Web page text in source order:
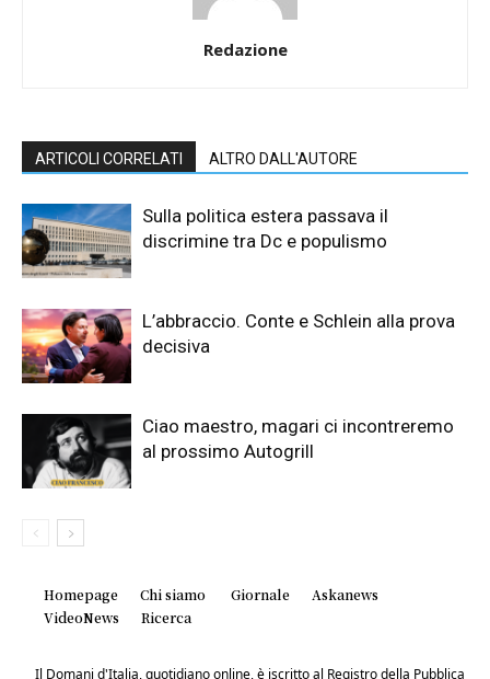
Redazione
ARTICOLI CORRELATI ALTRO DALL'AUTORE
Sulla politica estera passava il
discrimine tra Dc e populismo
L’abbraccio. Conte e Schlein alla prova
decisiva
Ciao maestro, magari ci incontreremo
al prossimo Autogrill
Homepage Chi siamo Giornale
Askanews
VideoNews
Ricerca
Il Domani d'Italia, quotidiano online, è iscritto al Registro della Pubblica